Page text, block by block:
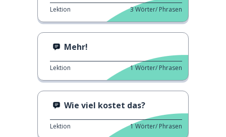
Lektion 3Wörter/ Phrasen
Mehr!
Lektion 1Wörter/ Phrasen
Wie viel kostet das?
Lektion 1Wörter/ Phrasen